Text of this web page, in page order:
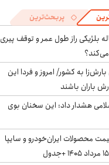
پربحث‌ترین
۱۵ ساله بلژیکی راز طول عمر و توقف پیری
به کشور/ امروز و فردا این
باران باشند
هشدار داد: این سخنان بوی
محصولات ایران‌خودرو و سایپا